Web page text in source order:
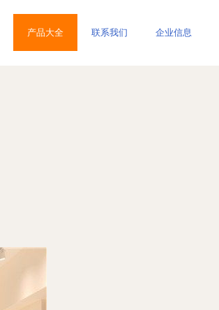
产品大全 联系我们 企业信息